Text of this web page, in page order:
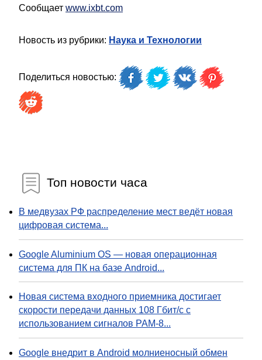
Сообщает www.ixbt.com
Новость из рубрики: Наука и Технологии
Поделиться новостью:
Топ новости часа
В медвузах РФ распределение мест ведёт новая
цифровая система...
Google Aluminium OS — новая операционная
система для ПК на базе Android...
Новая система входного приемника достигает
скорости передачи данных 108 Гбит/с с
использованием сигналов PAM-8...
Google внедрит в Android молниеносный обмен